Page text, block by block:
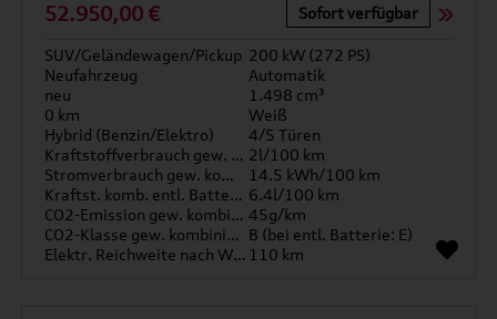
52.950,00 € Sofort verfügbar
SUV/Geländewagen/Pickup 200 kW (272 PS)
Neufahrzeug
Automatik
neu
1.498 cm³
0 km
Weiß
Hybrid (Benzin/Elektro)
4/5 Türen
Kraftstoffverbrauch gew. kombiniert 2l/100 km
Stromverbrauch gew. kombiniert
14.5 kWh/100 km
Kraftst. komb. entl. Batterie 6.4l/100 km
CO2-Emission gew. kombiniert 45g/km
CO2-Klasse gew. kombiniert B (bei entl. Batterie: E)
Elektr. Reichweite nach WLTP* 110 km